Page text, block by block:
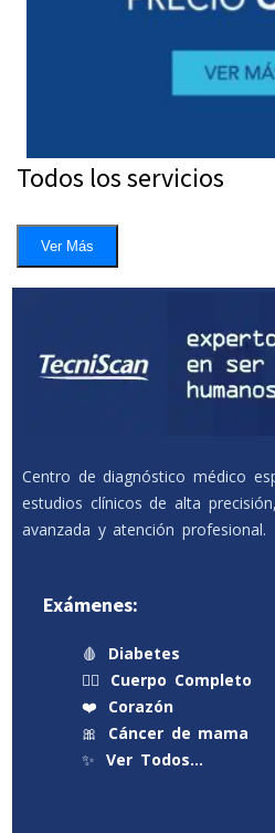
Todos los servicios
Ver Más
Centro de diagnóstico médico
estudios clínicos de alta
avanzada y atención profesional.
Exámenes:
🩸
Diabetes
🧍‍♂️
Cuerpo Completo
❤️
Corazón
🎀
Cáncer de mama
✨ Ver Todos…